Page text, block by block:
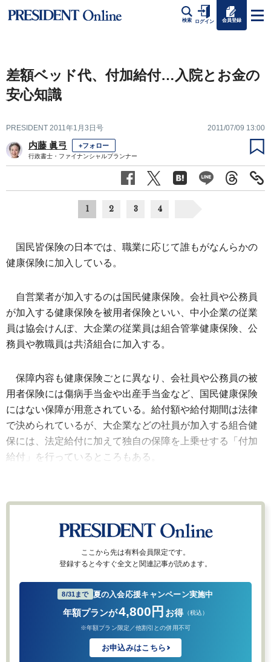
検索 ログイン 会員登録
差額ベッド代、付加給付…入院とお金の
安心知識
PRESIDENT 2011年1月3日号 2011/07/09 13:00
内藤 眞弓 +フォロー
行政書士・ファイナンシャルプランナー
1 2 3 4
国民皆保険の日本では、職業に応じて誰もがなんらかの
健康保険に加入している。
自営業者が加入するのは国民健康保険。会社員や公務員
が加入する健康保険を被用者保険といい、中小企業の従業
員は協会けんぽ、大企業の従業員は組合管掌健康保険、公
務員や教職員は共済組合に加入する。
保障内容も健康保険ごとに異なり、会社員や公務員の被
用者保険には傷病手当金や出産手当金など、国民健康保険
にはない保障が用意されている。給付額や給付期間は法律
で決められているが、大企業などの社員が加入する組合健
保には、法定給付に加えて独自の保障を上乗せする「付加
給付」を行っているところもある。
ここから先は有料会員限定です。
登録すると今すぐ全文と関連記事が読めます。
8/31まで 夏の入会応援キャンペーン実施中
年額プランが4,800円 お得 （税込）
※年額プラン限定／他割引との併用不可
お申込みはこちら